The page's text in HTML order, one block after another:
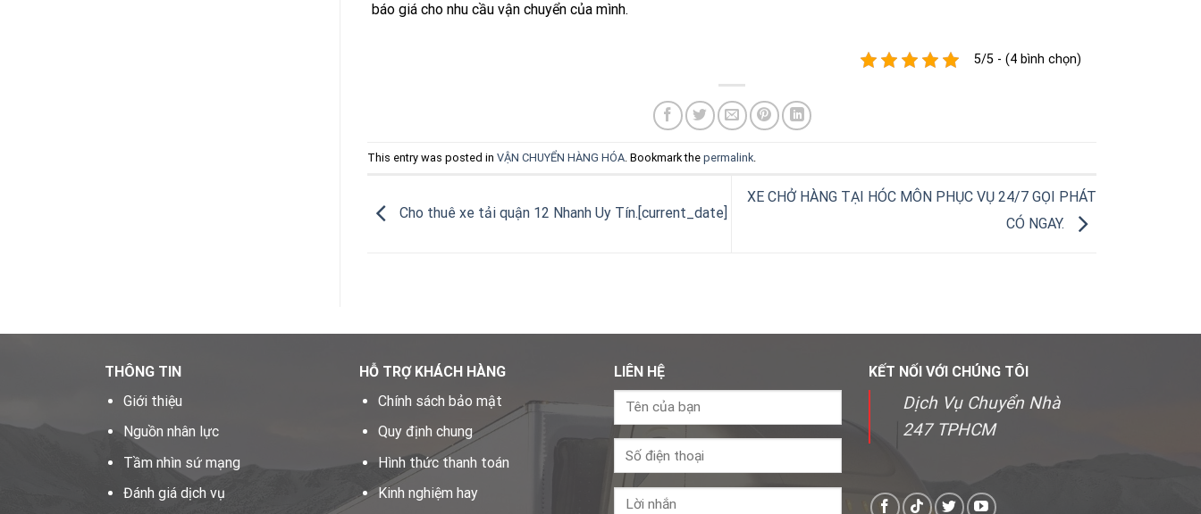
báo giá cho nhu cầu vận chuyển của mình.
5/5 - (4 bình chọn)
This entry was posted in VẬN CHUYỂN HÀNG HÓA. Bookmark the permalink.
Cho thuê xe tải quận 12 Nhanh Uy Tín.[current_date]
XE CHỞ HÀNG TẠI HÓC MÔN PHỤC VỤ 24/7 GỌI PHÁT
CÓ NGAY.
THÔNG TIN
Giới thiệu
Nguồn nhân lực
Tầm nhìn sứ mạng
Đánh giá dịch vụ
HỖ TRỢ KHÁCH HÀNG
Chính sách bảo mật
Quy định chung
Hình thức thanh toán
Kinh nghiệm hay
LIÊN HỆ KẾT NỐI VỚI CHÚNG TÔI
Dịch Vụ Chuyển Nhà
247 TPHCM